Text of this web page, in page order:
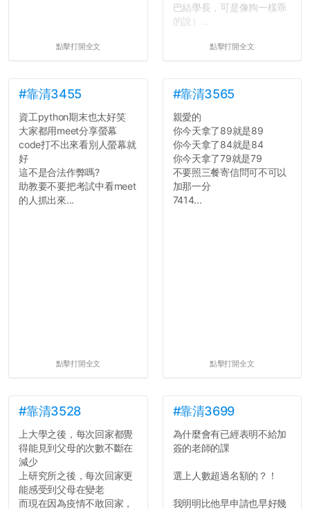
點擊打開全文
巴結學長，可是像狗一樣乖
的說）...
點擊打開全文
#靠清3455
資工python期末也太好笑
大家都用meet分享螢幕
code打不出來看別人螢幕就
好
這不是合法作弊嗎?
助教要不要把考試中看meet
的人抓出來...
點擊打開全文
#靠清3565
親愛的
你今天拿了89就是89
你今天拿了84就是84
你今天拿了79就是79
不要照三餐寄信問可不可以
加那一分
7414...
點擊打開全文
#靠清3528
上大學之後，每次回家都覺
得能見到父母的次數不斷在
減少
上研究所之後，每次回家更
能感受到父母在變老
而現在因為疫情不敢回家，
#靠清3699
為什麼會有已經表明不給加
簽的老師的課
選上人數超過名額的？！
我明明比他早申請也早好幾